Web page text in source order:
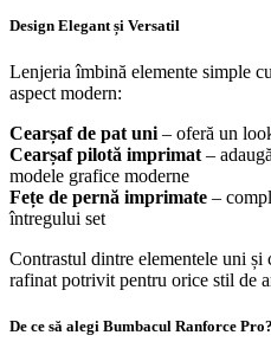
Design Elegant și Versatil
Lenjeria îmbină elemente simple
aspect modern:
Cearșaf de pat uni – oferă un
Cearșaf pilotă imprimat –
modele grafice moderne
Fețe de pernă imprimate –
întregului set
Contrastul dintre elementele uni și
rafinat potrivit pentru orice stil de
De ce să alegi Bumbacul Ranforce Pro?